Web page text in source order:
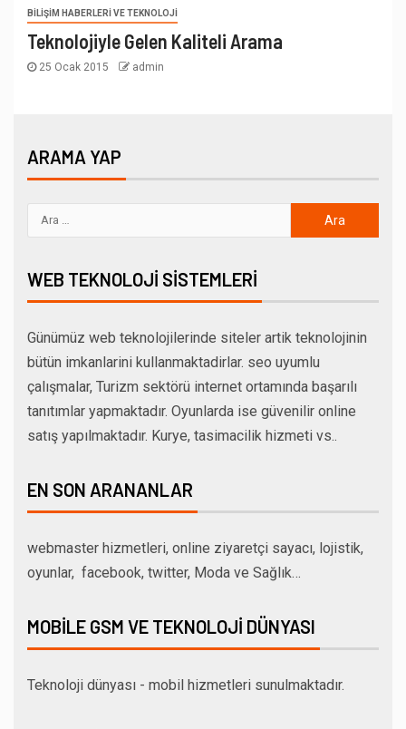
BILIŞIM HABERLERI VE TEKNOLOJI
Teknolojiyle Gelen Kaliteli Arama
25 Ocak 2015 admin
ARAMA YAP
WEB TEKNOLOJI SISTEMLERI
Günümüz web teknolojilerinde siteler artik teknolojinin
bütün imkanlarini kullanmaktadirlar. seo uyumlu
çalışmalar, Turizm sektörü internet ortamında başarılı
tanıtımlar yapmaktadır. Oyunlarda ise güvenilir online
satış yapılmaktadır. Kurye, tasimacilik hizmeti vs..
EN SON ARANANLAR
webmaster hizmetleri, online ziyaretçi sayacı, lojistik,
oyunlar, facebook, twitter, Moda ve Sağlık…
MOBILE GSM VE TEKNOLOJI DÜNYASI
Teknoloji dünyası - mobil hizmetleri sunulmaktadır.